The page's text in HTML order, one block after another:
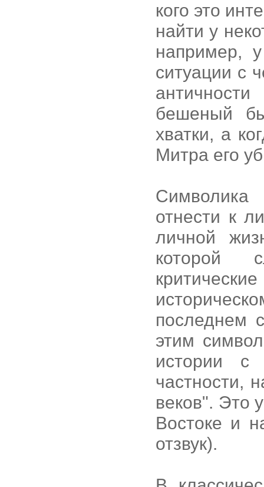
кого это
найти у
например,
ситуации с
бешеный
хватки, а
Митра его
отнести к
личной
которой
последнем
этим
истории с
частности,
веков". Это
Востоке и
отзвук).